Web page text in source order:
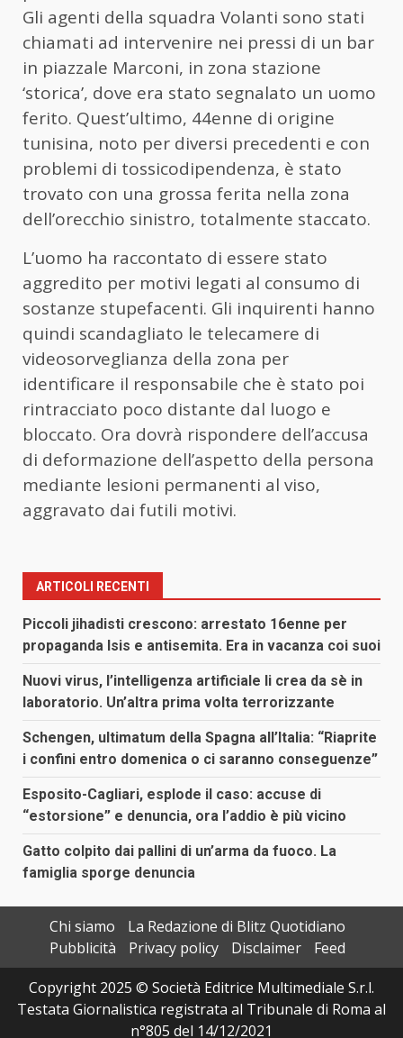
Gli agenti della squadra Volanti sono stati
chiamati ad intervenire nei pressi di un bar
in piazzale Marconi, in zona stazione
‘storica’, dove era stato segnalato un uomo
ferito. Quest’ultimo, 44enne di origine
tunisina, noto per diversi precedenti e con
problemi di tossicodipendenza, è stato
trovato con una grossa ferita nella zona
dell’orecchio sinistro, totalmente staccato.
L’uomo ha raccontato di essere stato
aggredito per motivi legati al consumo di
sostanze stupefacenti. Gli inquirenti hanno
quindi scandagliato le telecamere di
videosorveglianza della zona per
identificare il responsabile che è stato poi
rintracciato poco distante dal luogo e
bloccato. Ora dovrà rispondere dell’accusa
di deformazione dell’aspetto della persona
mediante lesioni permanenti al viso,
aggravato dai futili motivi.
ARTICOLI RECENTI
Piccoli jihadisti crescono: arrestato 16enne per
propaganda Isis e antisemita. Era in vacanza coi suoi
Nuovi virus, l’intelligenza artificiale li crea da sè in
laboratorio. Un’altra prima volta terrorizzante
Schengen, ultimatum della Spagna all’Italia: “Riaprite
i confini entro domenica o ci saranno conseguenze”
Esposito-Cagliari, esplode il caso: accuse di
“estorsione” e denuncia, ora l’addio è più vicino
Gatto colpito dai pallini di un’arma da fuoco. La
famiglia sporge denuncia
Chi siamo
La Redazione di Blitz Quotidiano
Pubblicità
Privacy policy Disclaimer
Feed
Copyright 2025 © Società Editrice Multimediale S.r.l.
Testata Giornalistica registrata al Tribunale di Roma al
n°805 del 14/12/2021